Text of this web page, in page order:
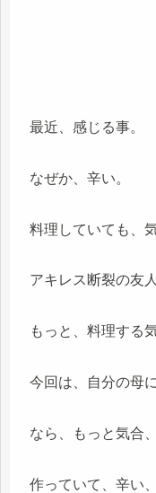
最近、感じる事。
なぜか、辛い。
料理していても、
アキレス断裂の友
もっと、料理する
今回は、自分の母に
なら、もっと気合
作っていて、辛い、